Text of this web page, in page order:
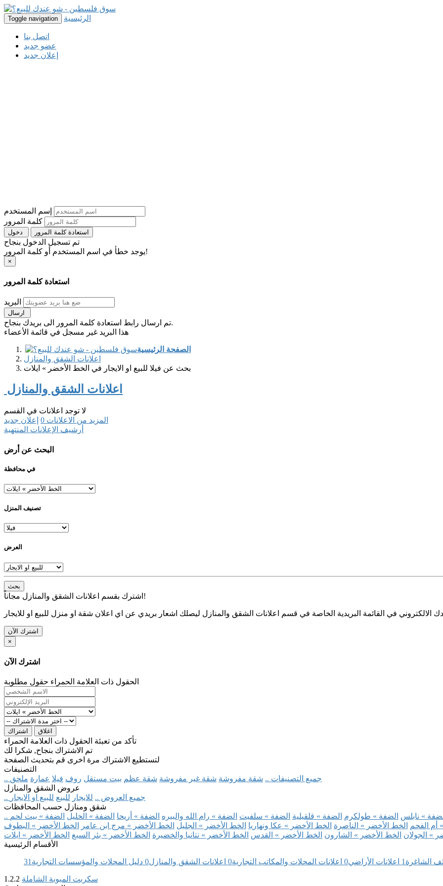
Toggle navigation الرئيسية
اتصل بنا
عضو جديد
إعلان جديد
إسم المستخدم
كلمة المرور
استعادة كلمة المرور
تم تسجيل الدخول بنجاح
يوجد خطأ في اسم المستخدم أو كلمة المرور!
×
استعادة كلمة المرور
البريد
تم ارسال رابط استعادة كلمة المرور الى بريدك بنجاح.
هذا البريد غير مسجل في قائمة الأعضاء
الصفحة الرئيسية
اعلانات الشقق والمنازل
بحث عن فيلا للبيع او الايجار في الخط الأخضر » ايلات
اعلانات الشقق والمنازل
لا توجد اعلانات في القسم
المزيد من الاعلانات 0 إعلان جديد
أرشيف الإعلانات المنتهية
البحث عن أرض
في محافظة
تصنيف المنزل
العرض
بحث
اشترك بقسم اعلانات الشقق والمنازل مجاناً!
الالكتروني في القائمة البريدية الخاصة في قسم اعلانات الشقق والمنازل ليصلك اشعار بريدي عن اي اعلان شقة او منزل للبيع او للايجار
اشترك الآن
×
اشترك الآن
الحقول ذات العلامة الحمراء حقول مطلوبة
اشتراك اغلاق
تأكد من تعبئة الحقول ذات العلامة الحمراء
تم الاشتراك بنجاح, شكرا لك
لتستطيع الاشتراك مرة اخرى قم بتحديث الصفحة
التصنيفات
.. جميع التصنيفات .. شقة مفروشة شقة غير مفروشة شقة عظم بيت مستقل روف فيلا عمارة ملحق
عروض الشقق والمنازل
.. جميع العروض .. للايجار للبيع للبيع او الايجار
شقق ومنازل حسب المحافظات
» نابلس الضفة » طولكرم الضفة » قلقيلية الضفة » سلفيت الضفة » رام الله والبيره الضفة » أريحا الضفة » الخليل الضفة » بيت لحم
أم الفحم الخط الأخضر » الناصرة الخط الأخضر » عكا ونهاريا الخط الأخضر » الجليل الخط الأخضر » مرج ابن عامر
الخط الأخضر » البطوف
» الجولان الخط الأخضر » الشارون الخط الأخضر » القدس الخط الأخضر » نتانيا والخضيرة الخط الأخضر » بئر السبع الخط الأخضر » ايلات
الأقسام الرئيسية
الشاغرة 1 اعلانات الأراضي0 اعلانات المحلات والمكاتب التجارية0 اعلانات الشقق والمنازل0 دليل المحلات والمؤسسات التجارية 31
سكربت المبوبة الشاملة